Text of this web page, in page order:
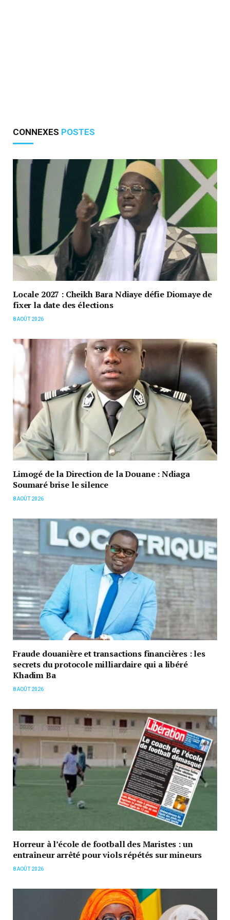
CONNEXES POSTES
Locale 2027 : Cheikh Bara Ndiaye défie Diomaye de
fixer la date des élections
8 AOÛT 2026
Limogé de la Direction de la Douane : Ndiaga
Soumaré brise le silence
8 AOÛT 2026
Fraude douanière et transactions financières : les
secrets du protocole milliardaire qui a libéré
Khadim Ba
8 AOÛT 2026
Horreur à l’école de football des Maristes : un
entraîneur arrêté pour viols répétés sur mineurs
8 AOÛT 2026